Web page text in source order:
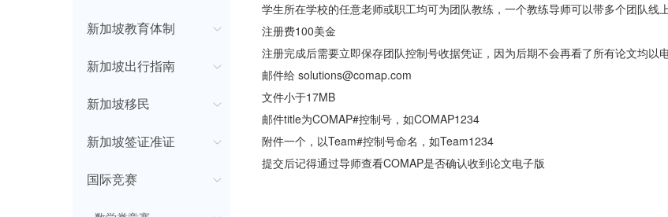
新加坡教育体制
新加坡出行指南
新加坡移民
新加坡签证准证
国际竞赛
学生所在学校的任意老师或职工均可为团队教练，一个教练导师可以带多个团队线
注册费100美金
注册完成后需要立即保存团队控制号收据凭证，因为后期不会再看了所有论文均以
邮件给 solutions@comap.com
文件小于17MB
邮件title为COMAP#控制号，如COMAP1234
附件一个，以Team#控制号命名，如Team1234
提交后记得通过导师查看COMAP是否确认收到论文电子版